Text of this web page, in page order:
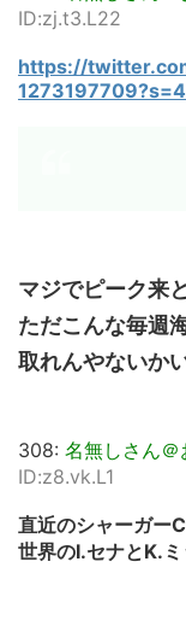
ID:zj.t3.L22
https://
マジでピーク来
ただこんな毎週
取れんやないか
308: 名無しさん＠
ID:z8.vk.L1
直近のシャーガー
世界のI.セナとK.